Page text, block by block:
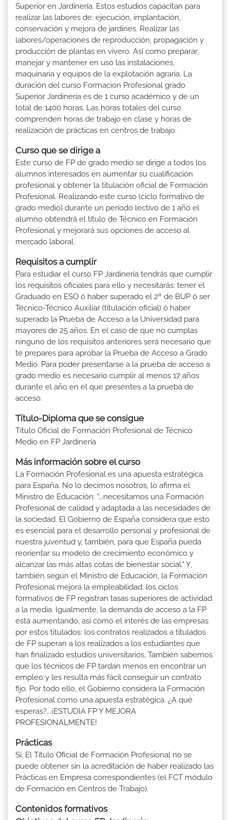
Superior en Jardinería. Estos estudios capacitan para
realizar las labores de: ejecución, implantación,
conservación y mejora de jardines. Realizar las
labores/operaciones de reproducción, propagación y
producción de plantas en vivero. Así como preparar,
manejar y mantener en uso las instalaciones,
maquinaria y equipos de la explotación agraria. La
duración del curso Formacion Profesional grado
Superior Jardinería es de 1 curso académico y de un
total de 1400 horas. Las horas totales del curso
comprenden horas de trabajo en clase y horas de
realización de prácticas en centros de trabajo.
Curso que se dirige a
Este curso de FP de grado medio se dirige a todos los
alumnos interesados en aumentar su cualificación
profesional y obtener la titulación oficial de Formación
Profesional. Realizando este curso (ciclo formativo de
grado medio) durante un período lectivo de 1 año el
alumno obtendrá el título de Técnico en Formación
Profesional y mejorará sus opciones de acceso al
mercado laboral.
Requisitos a cumplir
Para estudiar el curso FP Jardinería tendrás que cumplir
los requisitos oficiales para ello y necesitarás: tener el
Graduado en ESO ó haber superado el 2º de BUP ó ser
Técnico-Técnico Auxiliar (titulación oficial) ó haber
superado la Prueba de Acceso a la Universidad para
mayores de 25 años. En el caso de que no cumplas
ninguno de los requisitos anteriores será necesario que
te prepares para aprobar la Prueba de Acceso a Grado
Medio. Para poder presentarse a la prueba de acceso a
grado medio es necesario cumplir al menos 17 años
durante el año en el que presentes a la prueba de
acceso.
Título-Diploma que se consigue
Título Oficial de Formación Profesional de Técnico
Medio en FP Jardinería
Más información sobre el curso
La Formación Profesional es una apuesta estratégica
para España. No lo decimos nosotros, lo afirma el
Ministro de Educación: "...necesitamos una Formación
Profesional de calidad y adaptada a las necesidades de
la sociedad. El Gobierno de España considera que esto
es esencial para el desarrollo personal y profesional de
nuestra juventud y, también, para que España pueda
reorientar su modelo de crecimiento económico y
alcanzar las más altas cotas de bienestar social." Y,
también según el Ministro de Educación, la Formación
Profesional mejora la empleabilidad: los ciclos
formativos de FP registran tasas superiores de actividad
a la media. Igualmente, la demanda de acceso a la FP
está aumentando, así como el interés de las empresas
por estos titulados: los contratos realizados a titulados
de FP superan a los realizados a los estudiantes que
han finalizado estudios universitarios. También sabemos
que los técnicos de FP tardan menos en encontrar un
empleo y les resulta más fácil conseguir un contrato
fijo. Por todo ello, el Gobierno considera la Formación
Profesional como una apuesta estratégica. ¿A qué
esperas?...¡ESTUDIA FP Y MEJORA
PROFESIONALMENTE!
Prácticas
Sí. El Título Oficial de Formación Profesional no se
puede obtener sin la acreditación de haber realizado las
Prácticas en Empresa correspondientes (el FCT módulo
de Formación en Centros de Trabajo).
Contenidos formativos